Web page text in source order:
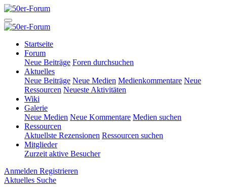
Startseite
Forum
Neue Beiträge Foren durchsuchen
Aktuelles
Neue Beiträge Neue Medien Medienkommentare Neue
Ressourcen Neueste Aktivitäten
Wiki
Galerie
Neue Medien Neue Kommentare Medien suchen
Ressourcen
Aktuellste Rezensionen Ressourcen suchen
Mitglieder
Zurzeit aktive Besucher
Anmelden Registrieren
Aktuelles Suche